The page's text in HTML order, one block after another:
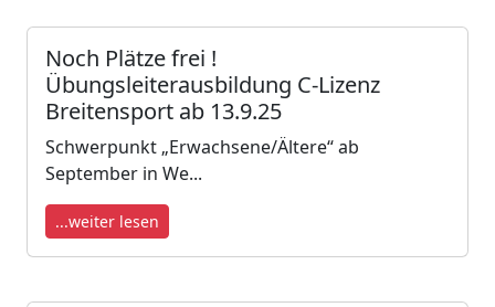
Noch Plätze frei !
Übungsleiterausbildung C-Lizenz
Breitensport ab 13.9.25
Schwerpunkt „Erwachsene/Ältere“ ab
September in We...
...weiter lesen